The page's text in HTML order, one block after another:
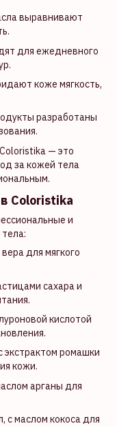
выравнивают
для ежедневного
коже мягкость,
разработаны
— это
за кожей тела
Coloristika
и
для мягкого
сахара и
кислотой
экстрактом ромашки
кожи.
арганы для
с маслом кокоса для